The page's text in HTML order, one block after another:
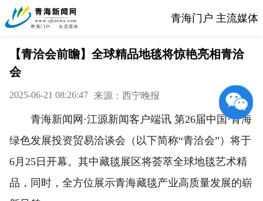
青海门户 主流媒体
【青洽会前瞻】全球精品地毯将惊艳亮相青洽
会
2025-06-21 08:26:47 来源：西宁晚报
青海新闻网·江源新闻客户端讯 第26届中国·青海
绿色发展投资贸易洽谈会（以下简称“青洽会”）将于
6月25日开幕。其中藏毯展区将荟萃全球地毯艺术精
品，同时，全方位展示青海藏毯产业高质量发展的崭